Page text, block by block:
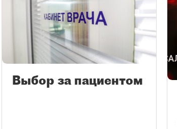
Выбор за пациентом